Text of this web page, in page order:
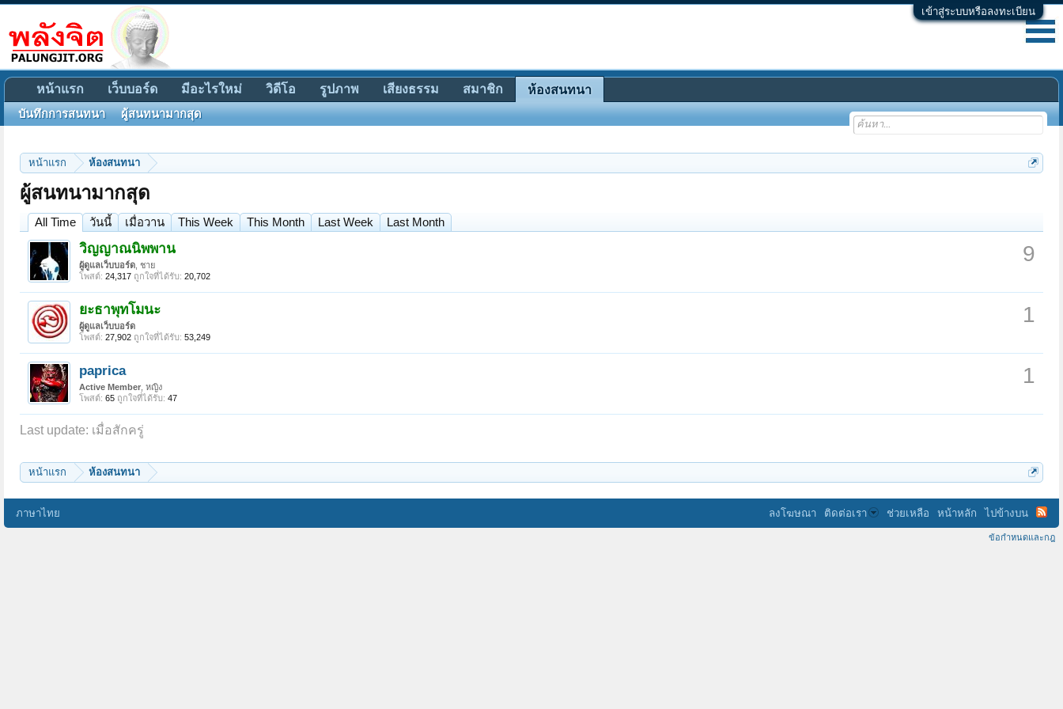
เข้าสู่ระบบหรือลงทะเบียน
หน้าแรก ห้องสนทนา
ผู้สนทนามากสุด
All Time วันนี้ เมื่อวาน This Week This Month Last Week Last Month
9
วิญญาณนิพพาน
ผู้ดูแลเว็บบอร์ด , ชาย
โพสต์: 24,317 ถูกใจที่ได้รับ: 20,702
1
ยะธาพุทโมนะ
ผู้ดูแลเว็บบอร์ด
โพสต์: 27,902 ถูกใจที่ได้รับ: 53,249
1
paprica
Active Member , หญิง
โพสต์: 65 ถูกใจที่ได้รับ: 47
Last update: เมื่อสักครู่
หน้าแรก ห้องสนทนา
หน้าแรก เว็บบอร์ด มีอะไรใหม่ วิดีโอ รูปภาพ เสียงธรรม สมาชิก ห้องสนทนา
บันทึกการสนทนา ผู้สนทนามากสุด
ภาษาไทย ลงโฆษณา ติดต่อเรา ช่วยเหลือ หน้าหลัก ไปข้างบน
ข้อกำหนดและกฎ